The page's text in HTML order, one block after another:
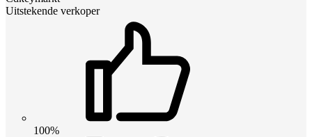
Uitstekende verkoper
100%